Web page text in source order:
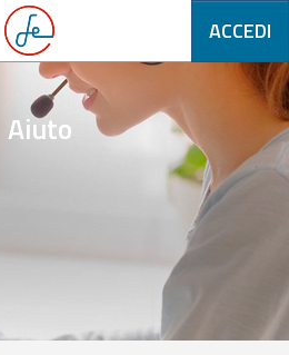
ACCEDI
Aiuto